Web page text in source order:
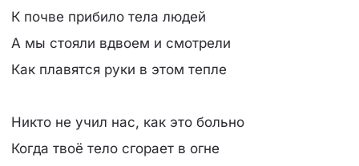
К почве прибило тела людей
А мы стояли вдвоем и смотрели
Как плавятся руки в этом тепле
Никто не учил нас, как это больно
Когда твоё тело сгорает в огне